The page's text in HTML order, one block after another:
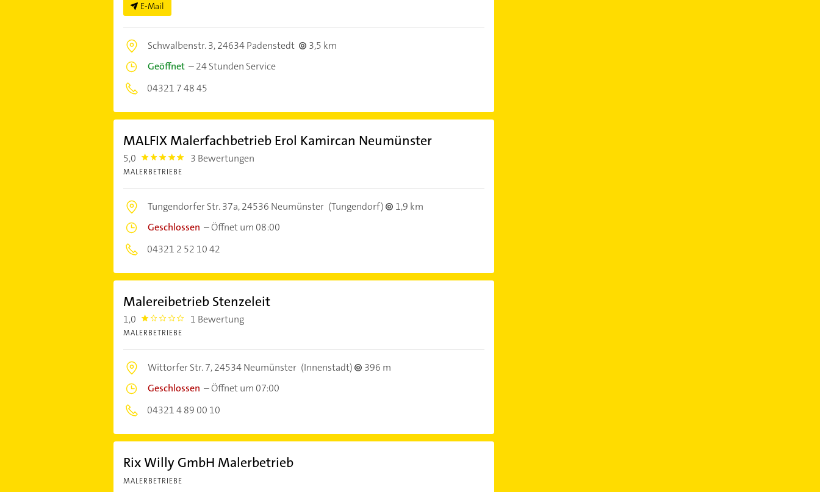
E-Mail
Schwalbenstr. 3,24634 Padenstedt
3,5 km
Geöffnet–24 Stunden Service
04321 7 48 45
MALFIX Malerfachbetrieb Erol Kamircan Neumünster
5,0 5.0 3 Bewertungen
MALERBETRIEBE
Tungendorfer Str. 37a,24536 Neumünster (Tungendorf)
1,9 km
Geschlossen –Öffnet um 08:00
04321 2 52 10 42
Malereibetrieb Stenzeleit
1,0 1.0 1 Bewertung
MALERBETRIEBE
Wittorfer Str. 7,24534 Neumünster (Innenstadt)
396 m
Geschlossen –Öffnet um 07:00
04321 4 89 00 10
Rix Willy GmbH Malerbetrieb
MALERBETRIEBE